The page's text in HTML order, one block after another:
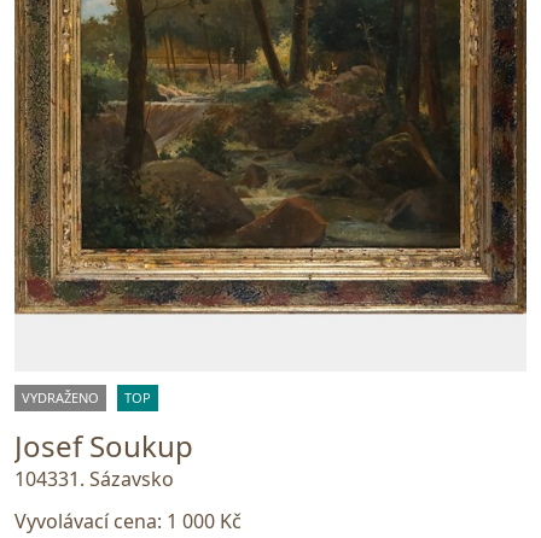
VYDRAŽENO TOP
Josef Soukup
104331. Sázavsko
Vyvolávací cena: 1 000 Kč